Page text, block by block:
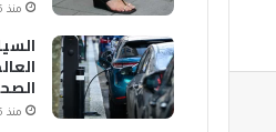
منذ 16 ساعة
منذ 16 ساعة